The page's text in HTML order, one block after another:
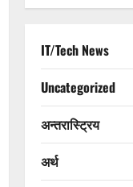
IT/Tech News
Uncategorized
अन्तरास्ट्रिय
अर्थ